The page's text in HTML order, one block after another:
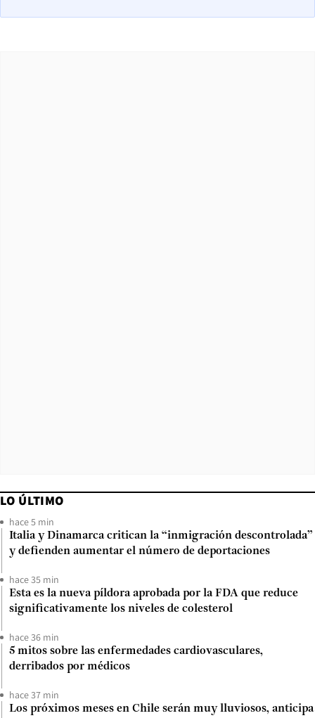
LO ÚLTIMO
hace 5 min
Italia y Dinamarca critican la “inmigración descontrolada”
y defienden aumentar el número de deportaciones
hace 35 min
Esta es la nueva píldora aprobada por la FDA que reduce
significativamente los niveles de colesterol
hace 36 min
5 mitos sobre las enfermedades cardiovasculares,
derribados por médicos
hace 37 min
Los próximos meses en Chile serán muy lluviosos, anticipa